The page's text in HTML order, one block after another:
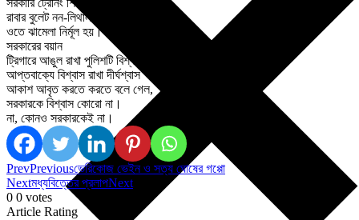
সরকারি ট্রেনিং শিখিয়েছিল,
রাবার বুলেট নন-লিথাল।
ওতে ঝামেলা নির্মূল হয়। প্রাণ নির্মূল হয় না।
সরকারের বয়ান
ট্রিগারে আঙুল রাখা পুলিশটি বিশ্বাস করেছিল।
আপ্তবাক্যে বিশ্বাস রাখা দীর্ঘশ্বাস
আকাশ আবৃত করতে করতে বলে গেল,
সরকারকে বিশ্বাস কোরো না।
না, কোনও সরকারকেই না।
PrevPreviousভেরিকোজ ভেইন ও সত্য ঘোষের গপ্পো
Nextমধ্যবিত্তের প্রলাপNext
0 0 votes
Article Rating